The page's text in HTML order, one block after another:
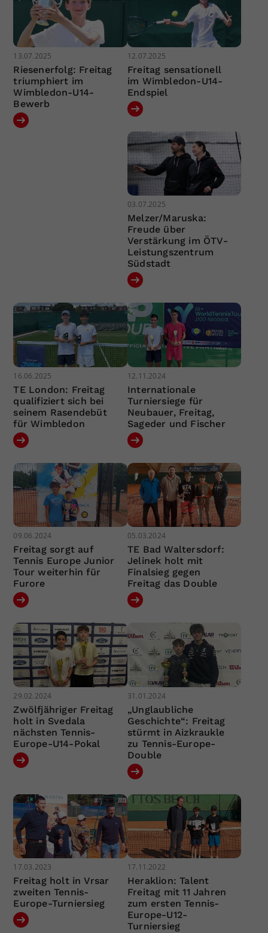
13.07.2025
Riesenerfolg: Freitag
triumphiert im
Wimbledon-U14-
Bewerb
12.07.2025
Freitag sensationell
im Wimbledon-U14-
Endspiel
03.07.2025
Melzer/Maruska:
Freude über
Verstärkung im ÖTV-
Leistungszentrum
Südstadt
16.06.2025
TE London: Freitag
qualifiziert sich bei
seinem Rasendebüt
für Wimbledon
12.11.2024
Internationale
Turniersiege für
Neubauer, Freitag,
Sageder und Fischer
09.06.2024
Freitag sorgt auf
Tennis Europe Junior
Tour weiterhin für
Furore
05.03.2024
TE Bad Waltersdorf:
Jelinek holt mit
Finalsieg gegen
Freitag das Double
29.02.2024
Zwölfjähriger Freitag
holt in Svedala
nächsten Tennis-
Europe-U14-Pokal
31.01.2024
„Unglaubliche
Geschichte“: Freitag
stürmt in Aizkraukle
zu Tennis-Europe-
Double
17.03.2023
Freitag holt in Vrsar
zweiten Tennis-
Europe-Turniersieg
17.11.2022
Heraklion: Talent
Freitag mit 11 Jahren
zum ersten Tennis-
Europe-U12-
Turniersieg